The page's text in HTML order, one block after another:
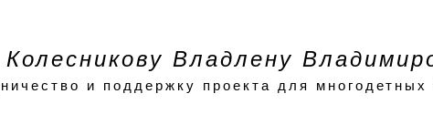
Владлену
и поддержку проекта для